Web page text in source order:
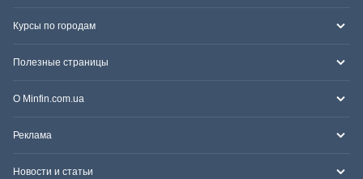
Курсы по городам
Полезные страницы
О Minfin.com.ua
Реклама
Новости и статьи